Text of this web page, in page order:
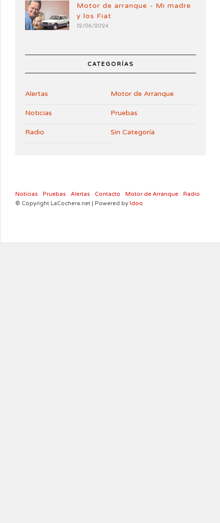
Motor de arranque - Mi madre
y los Fiat
12/06/2024
CATEGORÍAS
Alertas Motor de Arranque
Noticias Pruebas
Radio Sin Categoría
Noticias Pruebas Alertas Contacto Motor de Arranque
Radio
© Copyright LaCochera.net | Powered by Idoo